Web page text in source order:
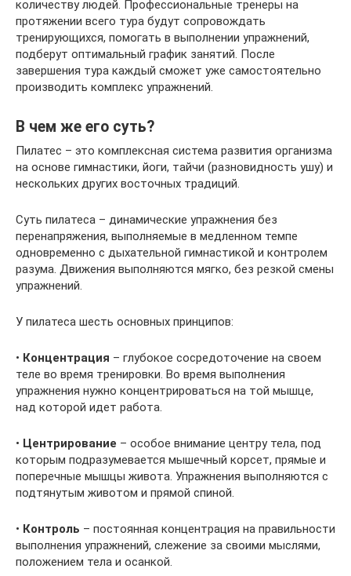
количеству людей. Профессиональные тренеры на
протяжении всего тура будут сопровождать
тренирующихся, помогать в выполнении упражнений,
подберут оптимальный график занятий. После
завершения тура каждый сможет уже самостоятельно
производить комплекс упражнений.
В чем же его суть?
Пилатес – это комплексная система развития организма
на основе гимнастики, йоги, тайчи (разновидность ушу) и
нескольких других восточных традиций.
Суть пилатеса – динамические упражнения без
перенапряжения, выполняемые в медленном темпе
одновременно с дыхательной гимнастикой и контролем
разума. Движения выполняются мягко, без резкой смены
упражнений.
У пилатеса шесть основных принципов:
• Концентрация – глубокое сосредоточение на своем
теле во время тренировки. Во время выполнения
упражнения нужно концентрироваться на той мышце,
над которой идет работа.
• Центрирование – особое внимание центру тела, под
которым подразумевается мышечный корсет, прямые и
поперечные мышцы живота. Упражнения выполняются с
подтянутым животом и прямой спиной.
• Контроль – постоянная концентрация на правильности
выполнения упражнений, слежение за своими мыслями,
положением тела и осанкой.